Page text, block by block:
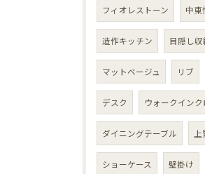
フィオレストーン 中東
造作キッチン 目隠し収
マットベージュ リブ
デスク ウォークイン
ダイニングテーブル 上
ショーケース 壁掛け